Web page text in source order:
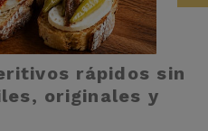
rápidos sin
originales y